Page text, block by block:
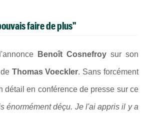
faire de plus"
Benoît Cosnefroy sur son
Thomas Voeckler. Sans forcément
détail en conférence de presse sur ce
énormément déçu. Je l'ai appris il y a